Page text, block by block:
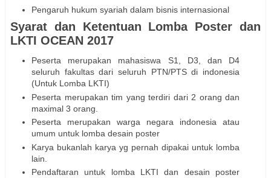
Pengaruh hukum syariah dalam bisnis internasional
Syarat dan Ketentuan Lomba Poster dan
LKTI OCEAN 2017
Peserta merupakan mahasiswa S1, D3, dan D4
seluruh fakultas dari seluruh PTN/PTS di indonesia
(Untuk Lomba LKTI)
Peserta merupakan tim yang terdiri dari 2 orang dan
maximal 3 orang.
Peserta merupakan warga negara indonesia atau
umum untuk lomba desain poster
Karya bukanlah karya yg pernah dipakai untuk lomba
lain.
Pendaftaran untuk lomba LKTI dan desain poster